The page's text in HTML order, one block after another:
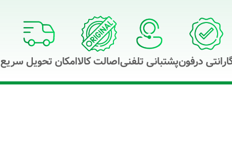
درفونپشتبانی تلفنیاصالت کالاامکان تحویل سریع